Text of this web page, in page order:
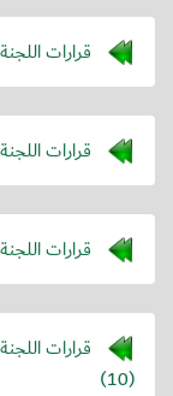
قرارات
قرارات
قرارات
قرارات
(10)